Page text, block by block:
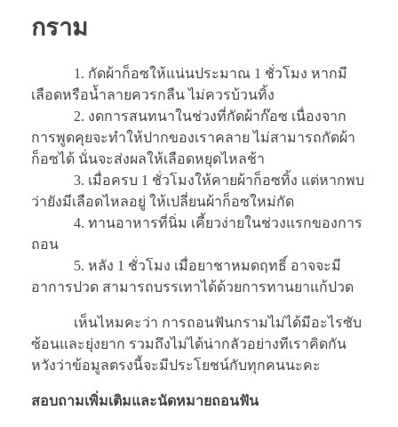
กราม
1. กัดผ้าก็อซให้แน่นประมาณ 1 ชั่วโมง หากมี
เลือดหรือน้ำลายควรกลืน ไม่ควรบ้วนทิ้ง
2. งดการสนทนาในช่วงที่กัดผ้าก๊อซ เนื่องจาก
การพูดคุยจะทำให้ปากของเราคลาย ไม่สามารถกัดผ้า
ก็อซได้ นั่นจะส่งผลให้เลือดหยุดไหลช้า
3. เมื่อครบ 1 ชั่วโมงให้คายผ้าก็อซทิ้ง แต่หากพบ
ว่ายังมีเลือดไหลอยู่ ให้เปลี่ยนผ้าก็อซใหม่กัด
4. ทานอาหารที่นิ่ม เคี้ยวง่ายในช่วงแรกของการ
ถอน
5. หลัง 1 ชั่วโมง เมื่อยาชาหมดฤทธิ์ อาจจะมี
อาการปวด สามารถบรรเทาได้ด้วยการทานยาแก้ปวด
เห็นไหมคะว่า การถอนฟันกรามไม่ได้มีอะไรซับ
ซ้อนและยุ่งยาก รวมถึงไม่ได้น่ากลัวอย่างทีเราคิดกัน
หวังว่าข้อมูลตรงนี้จะมีประโยชน์กับทุกคนนะคะ
สอบถามเพิ่มเติมและนัดหมายถอนฟัน